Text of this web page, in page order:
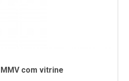
MMV com vitrine